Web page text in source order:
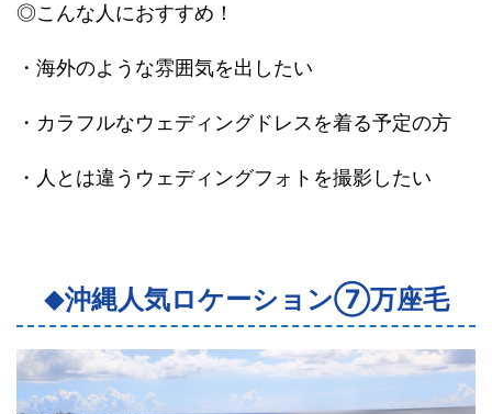
◎こんな人におすすめ！
・海外のような雰囲気を出したい
・カラフルなウェディングドレスを着る予定の方
・人とは違うウェディングフォトを撮影したい
◆沖縄人気ロケーション⑦万座毛